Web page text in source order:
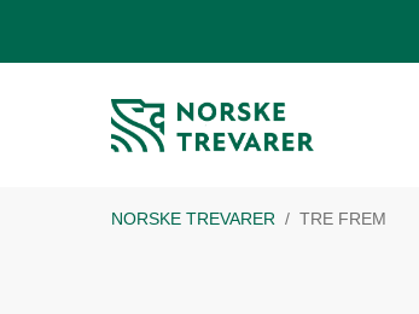
NORSKE TREVARER TRE FREM